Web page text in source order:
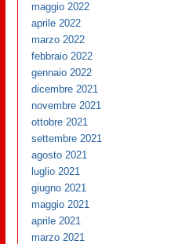
maggio 2022
aprile 2022
marzo 2022
febbraio 2022
gennaio 2022
dicembre 2021
novembre 2021
ottobre 2021
settembre 2021
agosto 2021
luglio 2021
giugno 2021
maggio 2021
aprile 2021
marzo 2021